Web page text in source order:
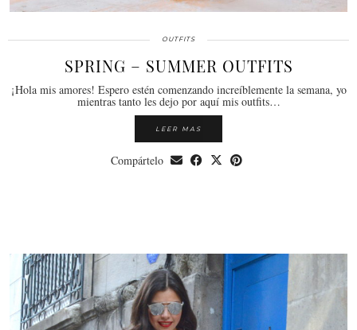
OUTFITS
SPRING – SUMMER OUTFITS
¡Hola mis amores! Espero estén comenzando increíblemente la semana, yo
mientras tanto les dejo por aquí mis outfits…
LEER MAS
Compártelo